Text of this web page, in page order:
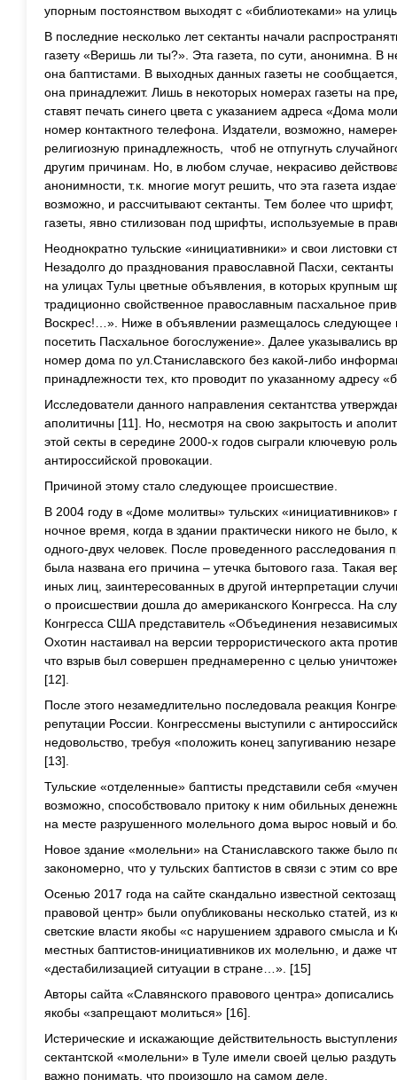
упорным постоянством выходят с «библиотеками» на
В последние несколько лет сектанты начали
газету «Веришь ли ты?». Эта газета, по сути, анонимна. В
она баптистами. В выходных данных газеты не
она принадлежит. Лишь в некоторых номерах газеты на
ставят печать синего цвета с указанием адреса «Дома
номер контактного телефона. Издатели, возможно,
религиозную принадлежность, чтоб не отпугнуть
другим причинам. Но, в любом случае, некрасиво
анонимности, т.к. многие могут решить, что эта газета
возможно, и рассчитывают сектанты. Тем более что
газеты, явно стилизован под шрифты, используемые в
Неоднократно тульские «инициативники» и свои листовки
Незадолго до празднования православной Пасхи,
на улицах Тулы цветные объявления, в которых крупным
традиционно свойственное православным пасхальное
Воскрес!…». Ниже в объявлении размещалось
посетить Пасхальное богослужение». Далее указывались
номер дома по ул.Станиславского без какой-либо
принадлежности тех, кто проводит по указанному адресу
Исследователи данного направления сектантства
аполитичны [11]. Но, несмотря на свою закрытость и
этой секты в середине 2000-х годов сыграли ключевую
антироссийской провокации.
Причиной этому стало следующее происшествие.
В 2004 году в «Доме молитвы» тульских
ночное время, когда в здании практически никого не
одного-двух человек. После проведенного расследования
была названа его причина – утечка бытового газа. Такая
иных лиц, заинтересованных в другой интерпретации
о происшествии дошла до американского Конгресса. На
Конгресса США представитель «Объединения
Охотин настаивал на версии террористического акта
что взрыв был совершен преднамеренно с целью
[12].
После этого незамедлительно последовала реакция
репутации России. Конгрессмены выступили с
недовольство, требуя «положить конец запугиванию
[13].
Тульские «отделенные» баптисты представили себя
возможно, способствовало притоку к ним обильных
на месте разрушенного молельного дома вырос новый и
Новое здание «молельни» на Станиславского также было
закономерно, что у тульских баптистов в связи с этим со
Осенью 2017 года на сайте скандально известной
правовой центр» были опубликованы несколько статей, из
светские власти якобы «с нарушением здравого смысла и
местных баптистов-инициативников их молельню, и даже
«дестабилизацией ситуации в стране…». [15]
Авторы сайта «Славянского правового центра» дописались
якобы «запрещают молиться» [16].
Истерические и искажающие действительность
сектантской «молельни» в Туле имели своей целью
важно понимать, что произошло на самом деле.